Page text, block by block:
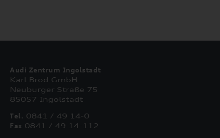
Audi Zentrum Ingolstadt
Karl Brod GmbH
Neuburger Straße 75
85057 Ingolstadt
Tel. 0841 / 49 14-0
Fax 0841 / 49 14-112